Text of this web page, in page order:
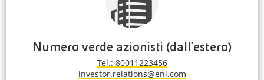
Numero verde azionisti (dall'estero)
Tel.: 80011223456
investor.relations@eni.com